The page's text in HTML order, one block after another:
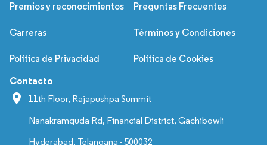
Premios y reconocimientos Preguntas Frecuentes
Carreras Términos y Condiciones
Política de Privacidad Política de Cookies
Contacto
11th Floor, Rajapushpa Summit
Nanakramguda Rd, Financial District, Gachibowli
Hyderabad, Telangana - 500032